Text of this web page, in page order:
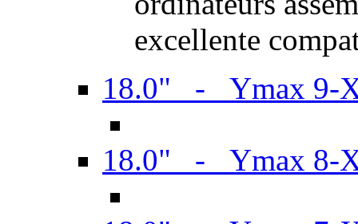
excellente
18.0" - Ymax 9-
18.0" - Ymax 8-